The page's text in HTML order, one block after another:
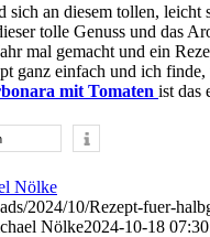
sich an diesem tollen,
tolle Genuss und das
mal gemacht und ein
ganz einfach und ich
mit Tomaten ist das
Nölke
2024/10/Rezept-fuer-
Nölke2024-10-18